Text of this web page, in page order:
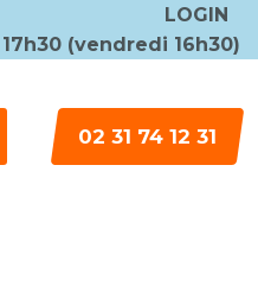
LOGIN
(vendredi 16h30)
02 31 74 12 31